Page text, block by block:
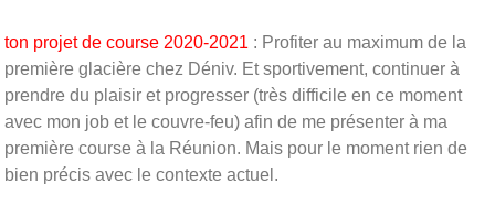
ton projet de course 2020-2021 : Profiter au maximum de la
première glacière chez Déniv. Et sportivement, continuer à
prendre du plaisir et progresser (très difficile en ce moment
avec mon job et le couvre-feu) afin de me présenter à ma
première course à la Réunion. Mais pour le moment rien de
bien précis avec le contexte actuel.